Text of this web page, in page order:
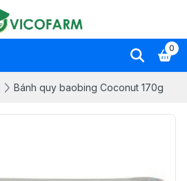
0
Bánh quy baobing Coconut 170g